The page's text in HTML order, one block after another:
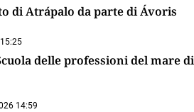
di Atrápalo da parte di Ávoris
delle professioni del mare di
14:59